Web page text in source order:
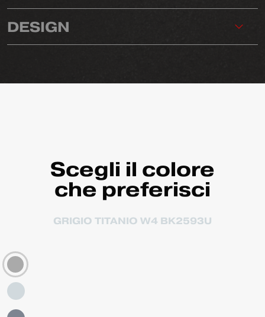
DESIGN
Scegli il colore
che preferisci
GRIGIO TITANIO W4 BK2593U